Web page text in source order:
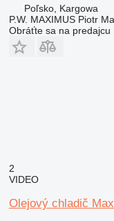
Poľsko, Kargowa
P.W. MAXIMUS Piotr
Obráťte sa na predajcu
2
VIDEO
Olejový chladič